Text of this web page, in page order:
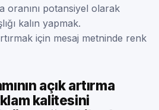
oranını potansiyel olarak
kalın yapmak.
için mesaj metninde renk
açık artırma
kalitesini